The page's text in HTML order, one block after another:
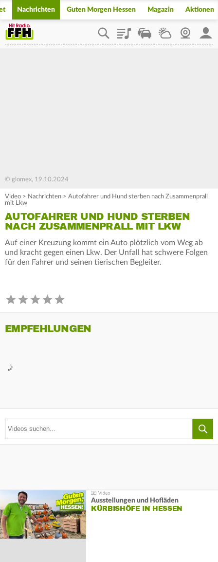
Nachrichten Guten Morgen Hessen Magazin Aktionen
PlaylistStaupilotWetterWebcam
© glomex, 19.10.2024
Video > Nachrichten > Autofahrer und Hund sterben nach Zusammenprall
mit Lkw
AUTOFAHRER UND HUND STERBEN
NACH ZUSAMMENPRALL MIT LKW
Auf einer Kreuzung kommt ein Auto plötzlich vom Weg ab
und kracht gegen einen Lkw. Der Unfall hat schwere Folgen
für den Fahrer und seinen tierischen Begleiter.
EMPFEHLUNGEN
Ausstellungen und Hofläden
KÜRBISHÖFE IN HESSEN